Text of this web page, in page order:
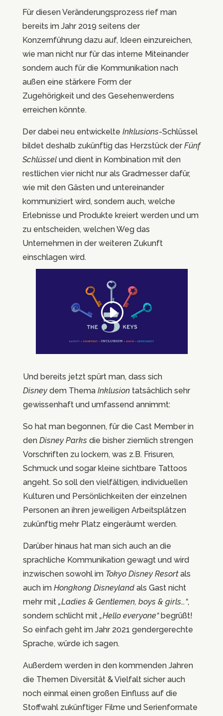
Für diesen Veränderungsprozess rief man
bereits im Jahr 2019 seitens der
Konzernführung dazu auf, Ideen einzureichen,
wie man nicht nur für das interne Miteinander
sondern auch für die Kommunikation nach
außen eine stärkere Form der
Zugehörigkeit und des Gesehenwerdens
erreichen könnte.
Der dabei neu entwickelte Inklusions-Schlüssel
bildet deshalb zukünftig das Herzstück derFünf
Schlüsselund dient in Kombination mit den
restlichen vier nicht nur als Gradmesser dafür,
wie mit den Gästen und untereinander
kommuniziert wird, sondern auch, welche
Erlebnisse und Produkte kreiert werden und um
zu entscheiden, welchen Weg das
Unternehmen in der weiteren Zukunft
einschlagen wird.
Und bereits jetzt spürt man, dass sich
Disney dem Thema Inklusion tatsächlich sehr
gewissenhaft und umfassend annimmt:
So hat man begonnen, für die Cast Member in
den Disney Parks die bisher ziemlich strengen
Vorschriften zu lockern, was z.B. Frisuren,
Schmuck und sogar kleine sichtbare Tattoos
angeht. So soll den vielfältigen, individuellen
Kulturen und Persönlichkeiten der einzelnen
Personen an ihren jeweiligen Arbeitsplätzen
zukünftig mehr Platz eingeräumt werden.
Darüber hinaus hat man sich auch an die
sprachliche Kommunikation gewagt und wird
inzwischen sowohl im Tokyo Disney Resortals
auch im Hongkong Disneylandals Gast nicht
mehr mit „Ladies & Gentlemen, boys & girls…“,
sondern schlicht mit „Hello everyone“begrüßt!
So einfach geht im Jahr 2021 gendergerechte
Sprache, würde ich sagen.
Außerdem werden in den kommenden Jahren
die Themen Diversität & Vielfalt sicher auch
noch einmal einen großen Einfluss auf die
Stoffwahl zukünftiger Filme und Serienformate